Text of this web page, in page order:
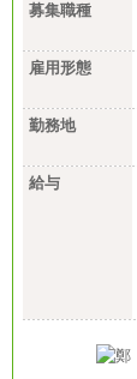
募集職種
雇用形態
勤務地
給与